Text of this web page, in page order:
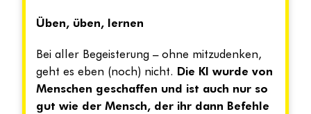
Üben, üben, lernen
Bei aller Begeisterung – ohne mitzudenken,
geht es eben (noch) nicht. Die KI wurde von
Menschen geschaffen und ist auch nur so
gut wie der Mensch, der ihr dann Befehle